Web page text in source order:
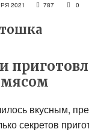
2021 787 0
вкусным,
секретов